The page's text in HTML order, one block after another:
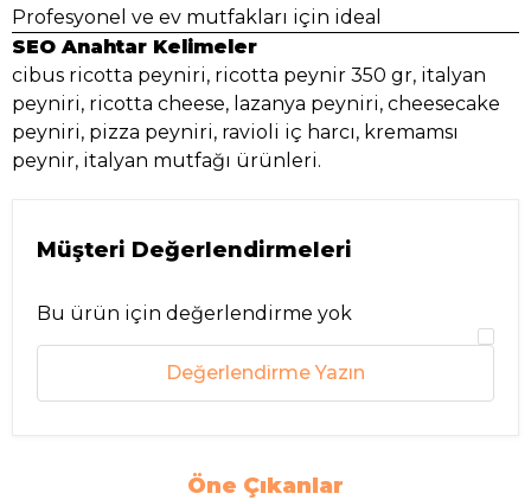
Profesyonel ve ev mutfakları için ideal
SEO Anahtar Kelimeler
cibus ricotta peyniri, ricotta peynir 350 gr, italyan
peyniri, ricotta cheese, lazanya peyniri, cheesecake
peyniri, pizza peyniri, ravioli iç harcı, kremamsı
peynir, italyan mutfağı ürünleri.
Müşteri Değerlendirmeleri
Bu ürün için değerlendirme yok
Değerlendirme Yazın
Öne Çıkanlar